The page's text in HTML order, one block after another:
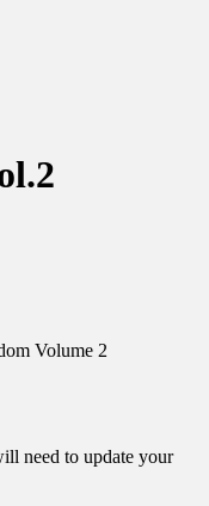
Volume 2
need to update your